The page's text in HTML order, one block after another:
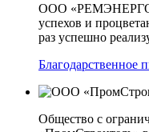
ООО
успехов и
раз успешно
Благодарственное
Общество с